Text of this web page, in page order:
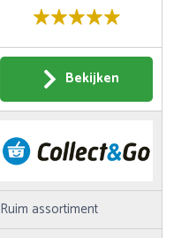
Bekijken
Ruim assortiment